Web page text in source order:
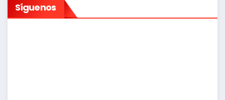
Síguenos